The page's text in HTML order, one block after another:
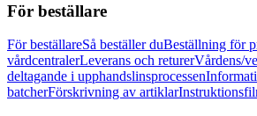
För beställare
För beställareSå beställer duBeställning för
vårdcentralerLeverans och returerVårdens/
deltagande i upphandslinsprocessen
batcherFörskrivning av artiklar